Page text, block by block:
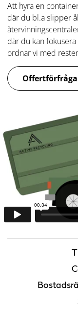
Att hyra en
där du bl.a slipper
där du kan
ordnar vi med